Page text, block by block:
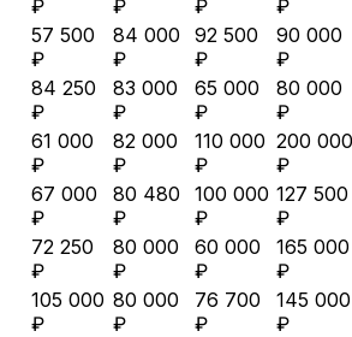
₽ ₽ ₽
₽
57 500
₽
84 000
₽
92 500
₽
90 000
₽
84 250
₽
83 000
₽
65 000
₽
80 000
₽
61 000
₽
82 000
₽
110 000
₽
200 000
₽
67 000
₽
80 480
₽
100 000
₽
127 500
₽
72 250
₽
80 000
₽
60 000
₽
165 000
₽
105 000
₽
80 000
₽
76 700
₽
145 000
₽